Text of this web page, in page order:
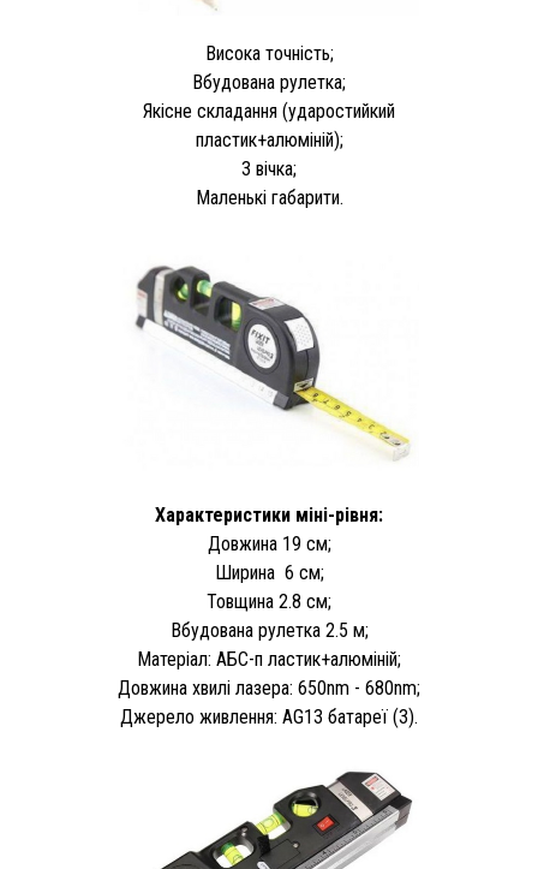
Висока точність;
Вбудована рулетка;
Якісне складання (ударостийкий
пластик+алюміній);
3 вічка;
Маленькі габарити.
Характеристики міні-рівня:
Довжина 19 см;
Ширина 6 см;
Товщина 2.8 см;
Вбудована рулетка 2.5 м;
Матеріал: АБС-п ластик+алюміній;
Довжина хвилі лазера: 650nm - 680nm;
Джерело живлення: AG13 батареї (3).